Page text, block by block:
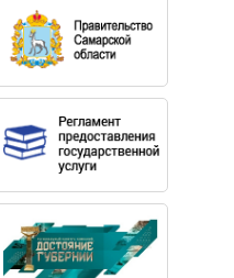
арфистов
конкурса
И.Ф.
и обладатель
детей в сфере
классах М. Нордманн,
С.Парамоновой,